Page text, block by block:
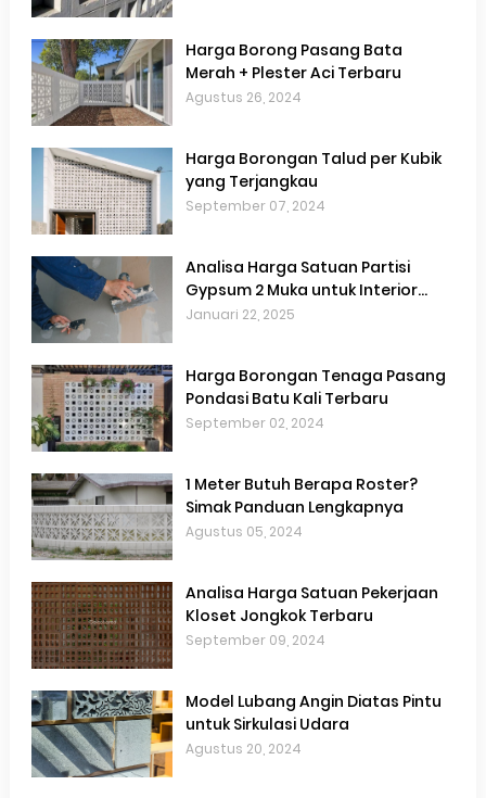
Harga Borong Pasang Bata
Merah + Plester Aci Terbaru
Agustus 26, 2024
Harga Borongan Talud per Kubik
yang Terjangkau
September 07, 2024
Analisa Harga Satuan Partisi
Gypsum 2 Muka untuk Interior
Hemat Biaya
Januari 22, 2025
Harga Borongan Tenaga Pasang
Pondasi Batu Kali Terbaru
September 02, 2024
1 Meter Butuh Berapa Roster?
Simak Panduan Lengkapnya
Agustus 05, 2024
Analisa Harga Satuan Pekerjaan
Kloset Jongkok Terbaru
September 09, 2024
Model Lubang Angin Diatas Pintu
untuk Sirkulasi Udara
Agustus 20, 2024